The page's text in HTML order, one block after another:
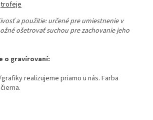
trofeje
a použitie: určené pre umiestnenie v
ošetrovať suchou pre zachovanie jeho
o gravírovaní:
realizujeme priamo u nás. Farba